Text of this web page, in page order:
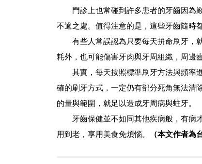
門診上也常碰到許多患者的牙齒因為嚴
不適之處。值得注意的是，這些牙齒隨時
有些人常誤認為只要每天拚命刷牙，就
耗外，也可能傷害牙肉與牙周組織，周邊
其實，每天按照標準刷牙方法與頻率進
確的刷牙方式，一定仍有部分死角無法清
的量與範圍，就足以造成牙周病與蛀牙。
牙齒保健並不如同其他疾病般，有病才
用到老，享用美食免煩惱。
（本文作者為